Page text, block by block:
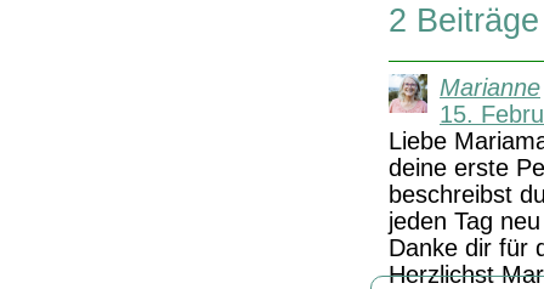
2 Beiträge
Marianne
15.
Liebe
deine erste
beschreibst
jeden Tag
Danke dir für
Herzlichst